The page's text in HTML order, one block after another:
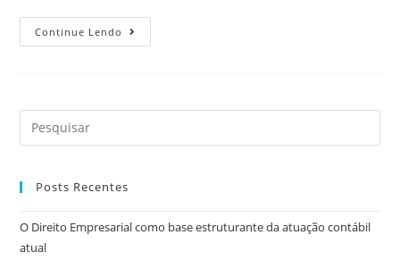
Continue Lendo
Posts Recentes
O Direito Empresarial como base estruturante da atuação contábil
atual